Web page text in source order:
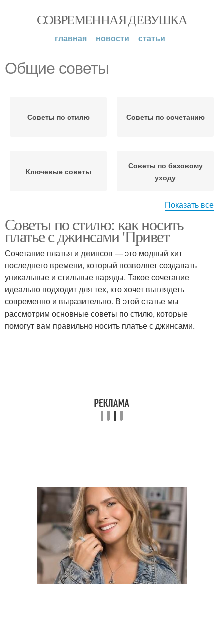
СОВРЕМЕННАЯ ДЕВУШКА
главная новости статьи
Общие советы
Советы по стилю Советы по сочетанию
Ключевые советы
Советы по базовому
уходу
профессионалов
Показать все
Советы по стилю: как носить
платье с джинсами 'Привет
Сочетание платья и джинсов — это модный хит
последнего времени, который позволяет создавать
уникальные и стильные наряды. Такое сочетание
идеально подходит для тех, кто хочет выглядеть
современно и выразительно. В этой статье мы
рассмотрим основные советы по стилю, которые
помогут вам правильно носить платье с джинсами.